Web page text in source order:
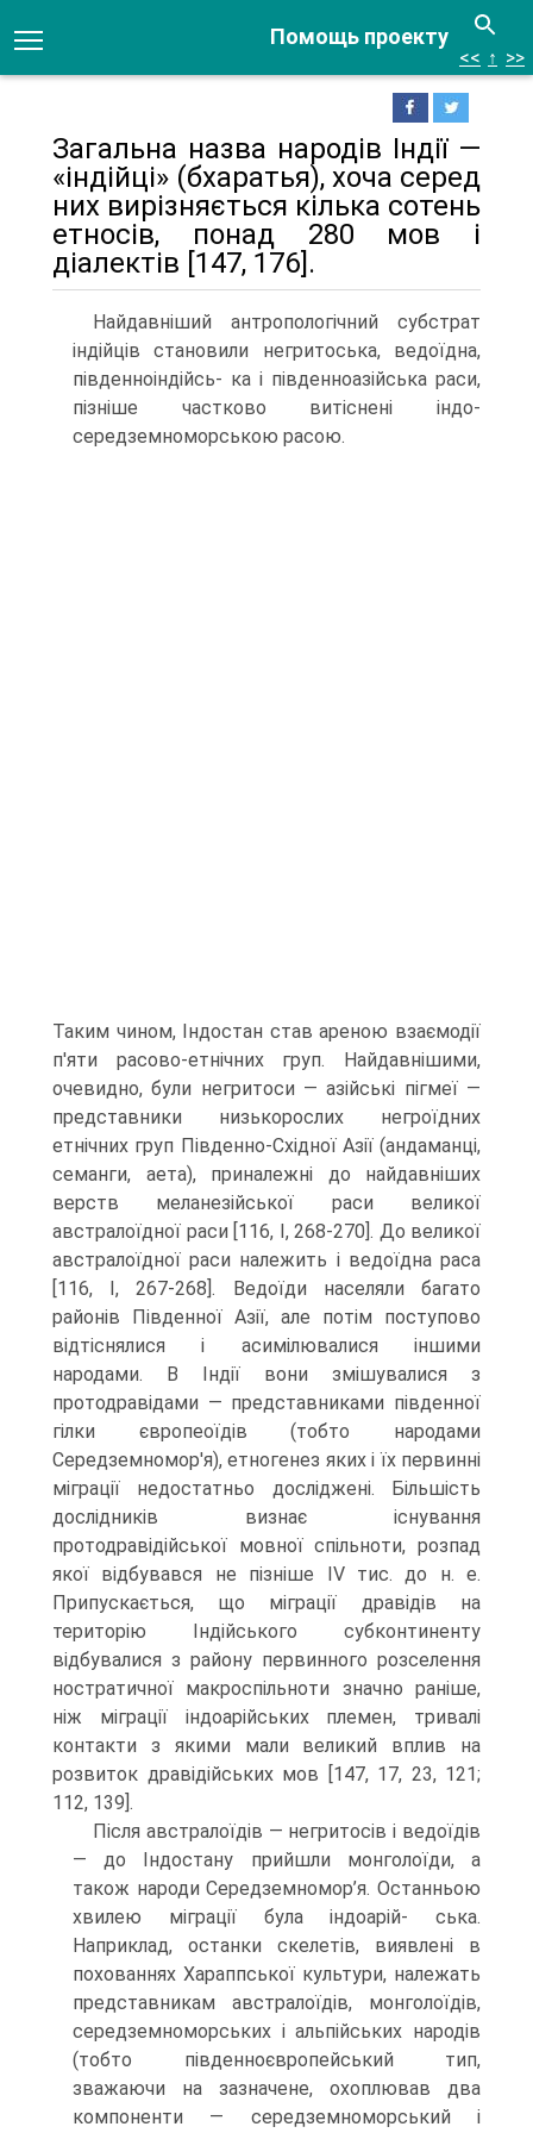
Помощь проекту
<< ↑ >>
Загальна назва народів Індії —
«індійці» (бхаратья), хоча серед
них вирізняється кілька сотень
етносів, понад 280 мов і
діалектів [147, 176].
Найдавніший антро­пологічний субстрат
індійців становили негритоська, ведоїдна,
південноіндійсь- ка і південноазійська раси,
пізніше частково витіснені індо-
середземноморською расою.
Таким чином, Індостан став ареною взаємодії
п'яти расово-етнічних груп. Найдавнішими,
очевидно, були негритоси — азійські пігмеї —
представники низь­корослих негроїдних
етнічних груп Південно-Східної Азії (андаманці,
семанги, аета), приналежні до найдавніших
верств меланезійської раси великої
австралоїд­ної раси [116, I, 268-270]. До великої
австралоїдної раси належить і ведоїдна раса
[116, I, 267-268]. Ведоїди населяли багато
районів Південної Азії, але потім пос­тупово
відтіснялися і асимілювалися іншими
народами. В Індії вони змішувалися з
протодравідами — представниками південної
гілки європеоїдів (тобто народами
Середземномор'я), етногенез яких і їх первинні
міграції недостатньо досліджені. Більшість
дослідників визнає існування
протодравідійської мовної спільноти, роз­пад
якої відбувався не пізніше IV тис. до н. е.
Припускається, що міграції дравідів на
територію Індійського субконтиненту
відбувалися з району первинного розсе­лення
ностратичної макроспільноти значно раніше,
ніж міграції індоарійських племен, тривалі
контакти з якими мали великий вплив на
розвиток дравідійських мов [147, 17, 23, 121;
112, 139].
Після австралоїдів — негритосів і ведоїдів
— до Індостану прийшли монго­лоїди, а
також народи Середземномор’я. Останньою
хвилею міграції була індоарій- ська.
Наприклад, останки скелетів, виявлені в
похованнях Хараппської культу­ри, належать
представникам австралоїдів, монголоїдів,
середземноморських і альпійських народів
(тобто південноєвропейський тип,
зважаючи на зазначе­не, охоплював два
компоненти — середземноморський і